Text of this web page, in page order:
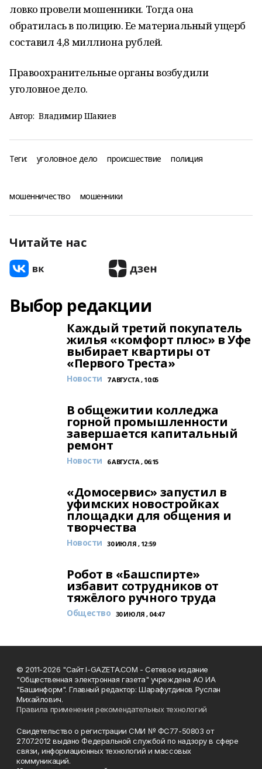
ловко провели мошенники. Тогда она
обратилась в полицию. Ее материальный ущерб
составил 4,8 миллиона рублей.
Правоохранительные органы возбудили
уголовное дело.
Автор: Владимир Шакиев
Теги: уголовное дело происшествие полиция
мошенничество мошенники
Читайте нас
Выбор редакции
Каждый третий покупатель
жилья «комфорт плюс» в Уфе
выбирает квартиры от
«Первого Треста»
Новости 7 АВГУСТА , 10:05
В общежитии колледжа
горной промышленности
завершается капитальный
ремонт
Новости 6 АВГУСТА , 06:15
«Домосервис» запустил в
уфимских новостройках
площадки для общения и
творчества
Новости 30 ИЮЛЯ , 12:59
Робот в «Башспирте»
избавит сотрудников от
тяжёлого ручного труда
Общество 30 ИЮЛЯ , 04:47
© 2011-2026 "Сайт I-GAZETA.COM - Сетевое издание
"Общественная электронная газета" учреждена АО ИА
"Башинформ". Главный редактор: Шарафутдинов Руслан
Михайлович.
Правила применения рекомендательных технологий
Свидетельство о регистрации СМИ № ФС77-50803 от
27.07.2012 выдано Федеральной службой по надзору в сфере
связи, информационных технологий и массовых
коммуникаций.